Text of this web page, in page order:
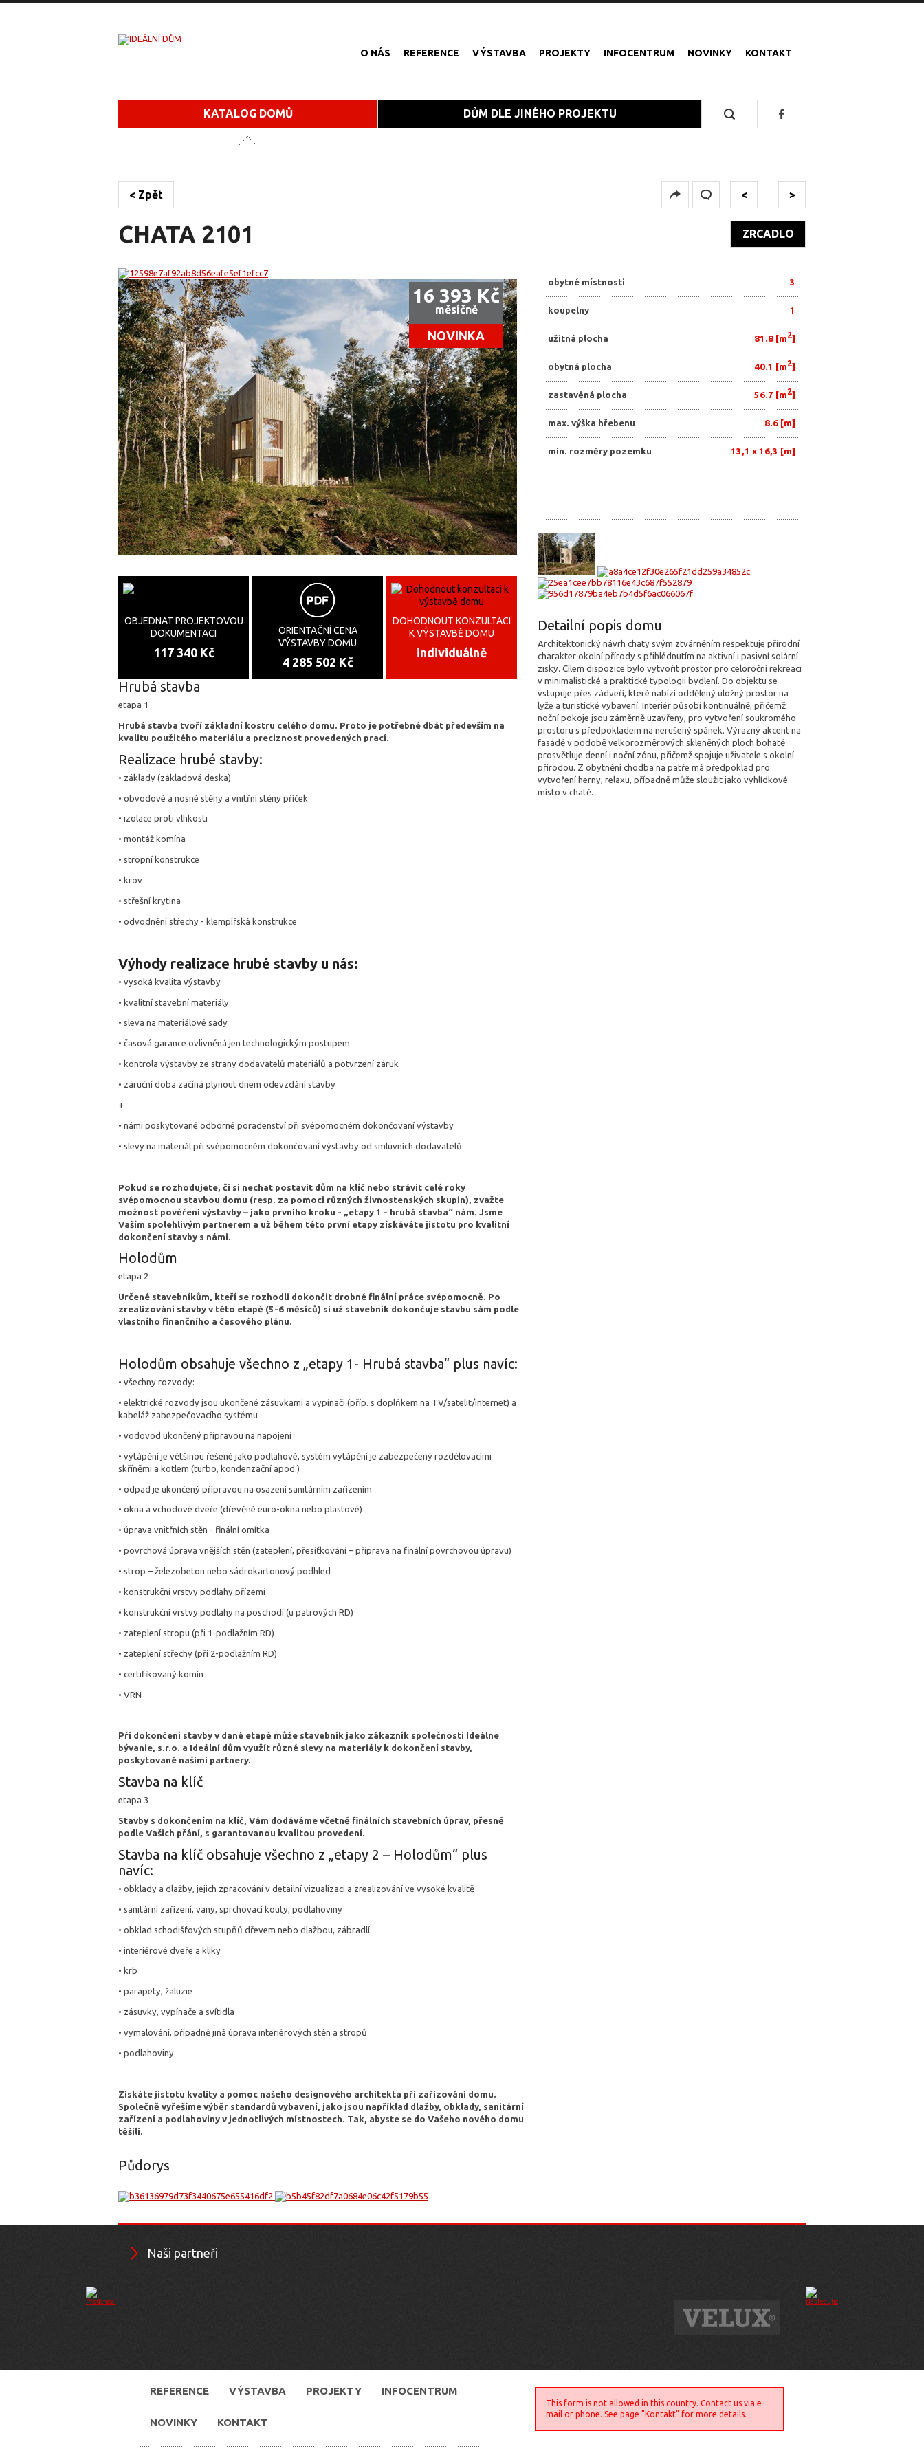
O NÁS REFERENCE VÝSTAVBA PROJEKTY INFOCENTRUM NOVINKY KONTAKT
KATALOG DOMŮ DŮM DLE JINÉHO PROJEKTU
>
<
< Zpět
CHATA 2101 ZRCADLO
16 393 Kč
měsíčně
NOVINKA
OBJEDNAT PROJEKTOVOU
DOKUMENTACI
117 340 Kč
ORIENTAČNÍ CENA
VÝSTAVBY DOMU
4 285 502 Kč
DOHODNOUT KONZULTACI
K VÝSTAVBĚ DOMU
individuálně
Hrubá stavba
etapa 1
Hrubá stavba tvoří základní kostru celého domu. Proto je potřebné dbát především na
kvalitu použitého materiálu a preciznost provedených prací.
Realizace hrubé stavby:
• základy (základová deska)
• obvodové a nosné stěny a vnitřní stěny příček
• izolace proti vlhkosti
• montáž komína
• stropní konstrukce
• krov
• střešní krytina
• odvodnění střechy - klempířská konstrukce
Výhody realizace hrubé stavby u nás:
• vysoká kvalita výstavby
• kvalitní stavební materiály
• sleva na materiálové sady
• časová garance ovlivněná jen technologickým postupem
• kontrola výstavby ze strany dodavatelů materiálů a potvrzení záruk
• záruční doba začíná plynout dnem odevzdání stavby
+
• námi poskytované odborné poradenství při svépomocném dokončovaní výstavby
• slevy na materiál při svépomocném dokončovaní výstavby od smluvních dodavatelů
Pokud se rozhodujete, či si nechat postavit dům na klíč nebo strávit celé roky
svépomocnou stavbou domu (resp. za pomoci různých živnostenských skupin), zvažte
možnost pověření výstavby – jako prvního kroku - „etapy 1 - hrubá stavba“ nám. Jsme
Vaším spolehlivým partnerem a už během této první etapy získáváte jistotu pro kvalitní
dokončení stavby s námi.
Holodům
etapa 2
Určené stavebníkům, kteří se rozhodli dokončit drobné finální práce svépomocně. Po
zrealizování stavby v této etapě (5-6 měsíců) si už stavebník dokončuje stavbu sám podle
vlastního finančního a časového plánu.
Holodům obsahuje všechno z „etapy 1- Hrubá stavba“ plus navíc:
• všechny rozvody:
• elektrické rozvody jsou ukončené zásuvkami a vypínači (příp. s doplňkem na TV/satelit/internet) a
kabeláž zabezpečovacího systému
• vodovod ukončený přípravou na napojení
• vytápění je většinou řešené jako podlahové, systém vytápění je zabezpečený rozdělovacími
skříněmi a kotlem (turbo, kondenzační apod.)
• odpad je ukončený přípravou na osazení sanitárním zařízením
• okna a vchodové dveře (dřevěné euro-okna nebo plastové)
• úprava vnitřních stěn - finální omítka
• povrchová úprava vnějších stěn (zateplení, přesíťkování – příprava na finální povrchovou úpravu)
• strop – železobeton nebo sádrokartonový podhled
• konstrukční vrstvy podlahy přízemí
• konstrukční vrstvy podlahy na poschodí (u patrových RD)
• zateplení stropu (při 1-podlažním RD)
• zateplení střechy (při 2-podlažním RD)
• certifikovaný komín
• VRN
Při dokončení stavby v dané etapě může stavebník jako zákazník společnosti Ideálne
bývanie, s.r.o. a Ideální dům využít různé slevy na materiály k dokončení stavby,
poskytované našimi partnery.
Stavba na klíč
etapa 3
Stavby s dokončením na klíč, Vám dodáváme včetně finálních stavebních úprav, přesně
podle Vašich přání, s garantovanou kvalitou provedení.
Stavba na klíč obsahuje všechno z „etapy 2 – Holodům“ plus
navíc:
• obklady a dlažby, jejich zpracování v detailní vizualizaci a zrealizování ve vysoké kvalitě
• sanitární zařízení, vany, sprchovací kouty, podlahoviny
• obklad schodišťových stupňů dřevem nebo dlažbou, zábradlí
• interiérové dveře a kliky
• krb
• parapety, žaluzie
• zásuvky, vypínače a svítidla
• vymalování, případně jiná úprava interiérových stěn a stropů
• podlahoviny
Získáte jistotu kvality a pomoc našeho designového architekta při zařizování domu.
Společně vyřešíme výběr standardů vybavení, jako jsou například dlažby, obklady, sanitární
zařízení a podlahoviny v jednotlivých místnostech. Tak, abyste se do Vašeho nového domu
těšili.
Půdorys
obytné místnosti 3
koupelny 1
užitná plocha 81.8 [m2]
obytná plocha 40.1 [m2]
zastavěná plocha 56.7 [m2]
max. výška hřebenu 8.6 [m]
min. rozměry pozemku 13,1 x 16,3 [m]
Detailní popis domu
Architektonický návrh chaty svým ztvárněním respektuje přírodní
charakter okolní přírody s přihlédnutím na aktivní i pasivní solární
zisky. Cílem dispozice bylo vytvořit prostor pro celoroční rekreaci
v minimalistické a praktické typologii bydlení. Do objektu se
vstupuje přes zádveří, které nabízí oddělený úložný prostor na
lyže a turistické vybavení. Interiér působí kontinuálně, přičemž
noční pokoje jsou záměrně uzavřeny, pro vytvoření soukromého
prostoru s předpokladem na nerušený spánek. Výrazný akcent na
fasádě v podobě velkorozměrových skleněných ploch bohatě
prosvětluje denní i noční zónu, přičemž spojuje uživatele s okolní
přírodou. Z obytnění chodba na patře má předpoklad pro
vytvoření herny, relaxu, případně může sloužit jako vyhlídkové
místo v chatě.
Naši partneři
REFERENCE VÝSTAVBA PROJEKTY INFOCENTRUM
NOVINKY KONTAKT
This form is not allowed in this country. Contact us via e-
mail or phone. See page "Kontakt" for more details.